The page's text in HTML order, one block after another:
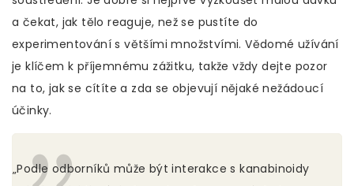
a čekat, jak tělo reaguje, než se pustíte do
experimentování s většími množstvími. Vědomé užívání
je klíčem k příjemnému zážitku, takže vždy dejte pozor
na to, jak se cítíte a zda se objevují nějaké nežádoucí
účinky.
„Podle odborníků může být interakce s kanabinoidy